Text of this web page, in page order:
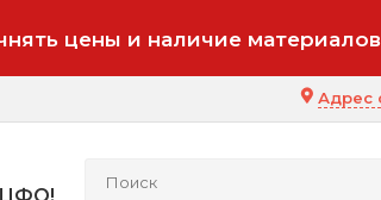
цены и наличие
Адрес